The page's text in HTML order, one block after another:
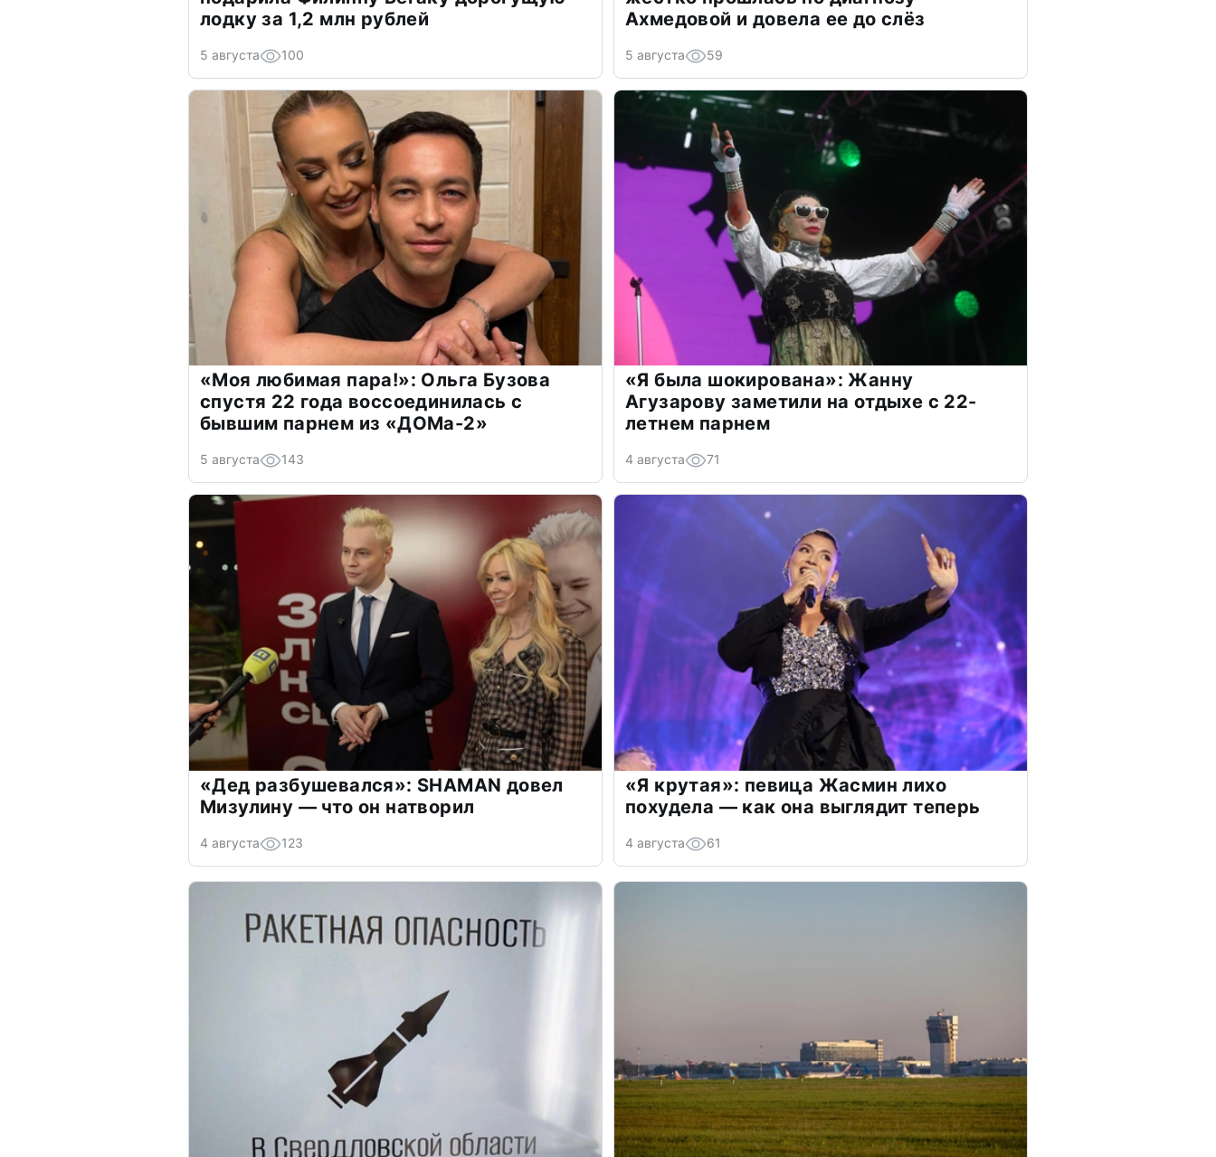
лодку за 1,2 млн рублей
5 августа 100
Ахмедовой и довела ее до слёз
5 августа 59
«Моя любимая пара!»: Ольга Бузова
спустя 22 года воссоединилась с
бывшим парнем из «ДОМа-2»
5 августа 143
«Я была шокирована»: Жанну
Агузарову заметили на отдыхе с 22-
летнем парнем
4 августа 71
«Дед разбушевался»: SHAMAN довел
Мизулину — что он натворил
4 августа 123
«Я крутая»: певица Жасмин лихо
похудела — как она выглядит теперь
4 августа 61